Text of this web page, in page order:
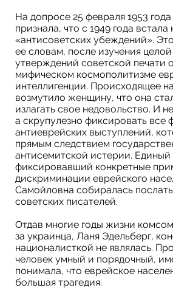
На допросе 25 февраля 1953
признала, что с 1949 года встала
«антисоветских убеждений».
ее словам, после изучения
утверждений советской печати
мифическом космополитизме
интеллигенции. Происходящее
возмутило женщину, что она
излагать свое недовольство. И
а скрупулезно фиксировать все
антиеврейских выступлений,
прямым следствием
антисемитской истерии. Единый
фиксировавший конкретные
дискриминации еврейского
Самойловна собиралась
советских писателей.
Отдав многие годы жизни
за украинца, Ланя Эдельберг,
националисткой не являлась.
человек умный и порядочный,
понимала, что еврейское
большая трагедия.